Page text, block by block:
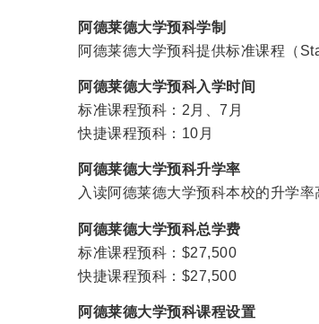
阿德莱德大学预科学制
阿德莱德大学预科提供标准课程（
阿德莱德大学预科入学时间
标准课程预科：2月、7月
快捷课程预科：10月
阿德莱德大学预科升学率
入读阿德莱德大学预科本校的升学率
阿德莱德大学预科总学费
标准课程预科：$27,500
快捷课程预科：$27,500
阿德莱德大学预科课程设置